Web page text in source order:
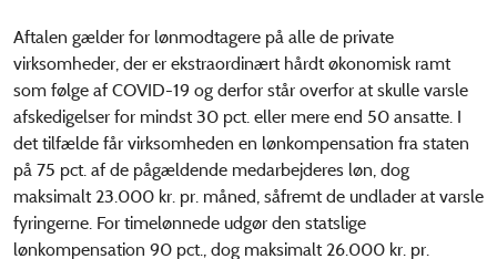
Aftalen gælder for lønmodtagere på alle de private
virksomheder, der er ekstraordinært hårdt økonomisk ramt
som følge af COVID-19 og derfor står overfor at skulle varsle
afskedigelser for mindst 30 pct. eller mere end 50 ansatte. I
det tilfælde får virksomheden en lønkompensation fra staten
på 75 pct. af de pågældende medarbejderes løn, dog
maksimalt 23.000 kr. pr. måned, såfremt de undlader at varsle
fyringerne. For timelønnede udgør den statslige
lønkompensation 90 pct., dog maksimalt 26.000 kr. pr.